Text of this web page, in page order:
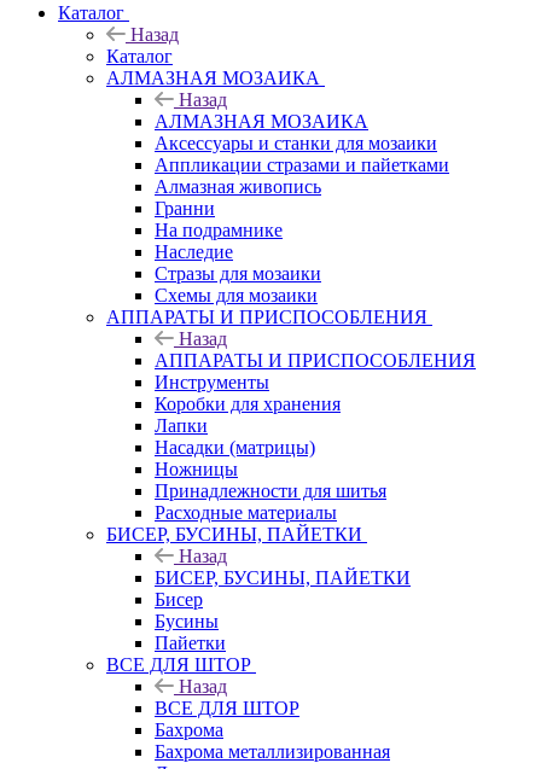
Каталог
Назад
Каталог
АЛМАЗНАЯ МОЗАИКА
Назад
АЛМАЗНАЯ МОЗАИКА
Аксессуары и станки для мозаики
Аппликации стразами и пайетками
Алмазная живопись
Гранни
На подрамнике
Наследие
Стразы для мозаики
Схемы для мозаики
АППАРАТЫ И ПРИСПОСОБЛЕНИЯ
Назад
АППАРАТЫ И ПРИСПОСОБЛЕНИЯ
Инструменты
Коробки для хранения
Лапки
Насадки (матрицы)
Ножницы
Принадлежности для шитья
Расходные материалы
БИСЕР, БУСИНЫ, ПАЙЕТКИ
Назад
БИСЕР, БУСИНЫ, ПАЙЕТКИ
Бисер
Бусины
Пайетки
ВСЕ ДЛЯ ШТОР
Назад
ВСЕ ДЛЯ ШТОР
Бахрома
Бахрома металлизированная